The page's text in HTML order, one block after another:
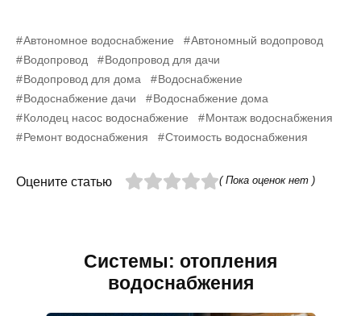
Автономное водоснабжение
Автономный водопровод
Водопровод
Водопровод для дачи
Водопровод для дома
Водоснабжение
Водоснабжение дачи
Водоснабжение дома
Колодец насос водоснабжение
Монтаж водоснабжения
Ремонт водоснабжения
Стоимость водоснабжения
Оцените статью ( Пока оценок нет )
Системы: отопления
водоснабжения